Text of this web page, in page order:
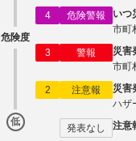
危険度
低
4 危険警報
いつ
市町
3 警報
災害
市町
2 注意報
災害
ハザ
発表なし 注意